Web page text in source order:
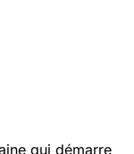
qui démarre